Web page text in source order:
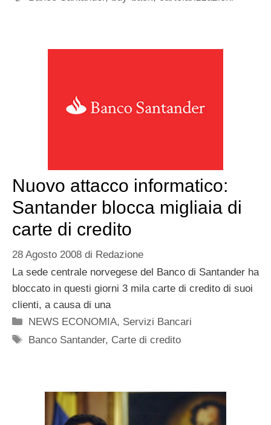
Nuovo attacco informatico:
Santander blocca migliaia di
carte di credito
28 Agosto 2008 di Redazione
La sede centrale norvegese del Banco di Santander ha
bloccato in questi giorni 3 mila carte di credito di suoi
clienti, a causa di una
Categorie
NEWS ECONOMIA, Servizi Bancari
Tag
Banco Santander, Carte di credito